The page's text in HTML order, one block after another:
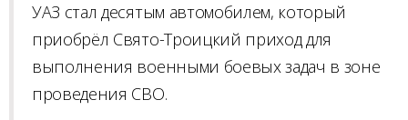
УАЗ стал десятым автомобилем, который
приобрёл Свято-Троицкий приход для
выполнения военными боевых задач в зоне
проведения СВО.